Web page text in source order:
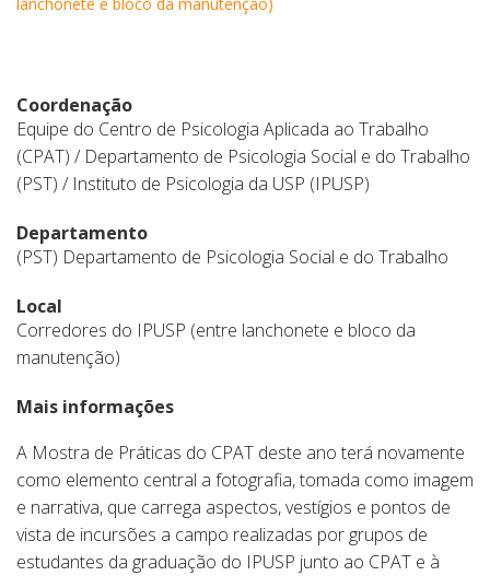
Coordenação
Equipe do Centro de Psicologia Aplicada ao Trabalho
(CPAT) / Departamento de Psicologia Social e do Trabalho
(PST) / Instituto de Psicologia da USP (IPUSP)
Departamento
(PST) Departamento de Psicologia Social e do Trabalho
Local
Corredores do IPUSP (entre lanchonete e bloco da
manutenção)
Mais informações
A Mostra de Práticas do CPAT deste ano terá novamente
como elemento central a fotografia, tomada como imagem
e narrativa, que carrega aspectos, vestígios e pontos de
vista de incursões a campo realizadas por grupos de
estudantes da graduação do IPUSP junto ao CPAT e à